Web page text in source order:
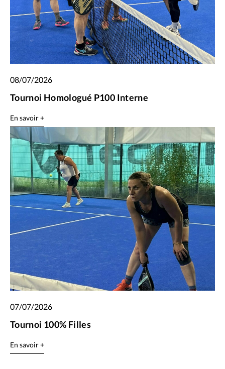
08/07/2026
Tournoi Homologué P100 Interne
En savoir +
07/07/2026
Tournoi 100% Filles
En savoir +